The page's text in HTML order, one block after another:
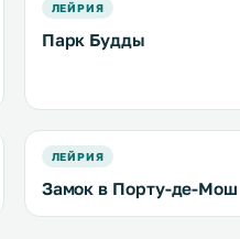
ЛЕЙРИЯ
Парк Будды
ЛЕЙРИЯ
Замок в Порту-де-Мош